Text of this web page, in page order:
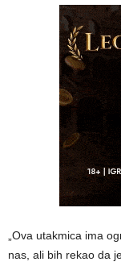
„Ova utakmica ima
nas, ali bih rekao da